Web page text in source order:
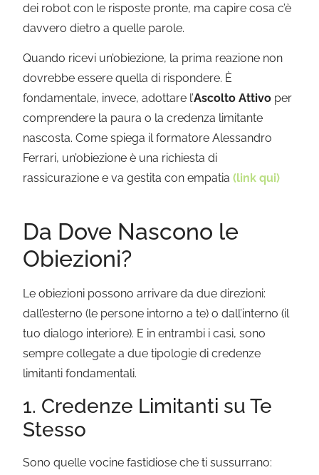
dei robot con le risposte pronte, ma capire cosa c’è
davvero dietro a quelle parole.
Quando ricevi un’obiezione, la prima reazione non
dovrebbe essere quella di rispondere. È
fondamentale, invece, adottare l’Ascolto Attivo per
comprendere la paura o la credenza limitante
nascosta. Come spiega il formatore Alessandro
Ferrari, un’obiezione è una richiesta di
rassicurazione e va gestita con empatia(link qui)
Da Dove Nascono le
Obiezioni?
Le obiezioni possono arrivare da due direzioni:
dall’esterno (le persone intorno a te) o dall’interno (il
tuo dialogo interiore). E in entrambi i casi, sono
sempre collegate a due tipologie di credenze
limitanti fondamentali.
1. Credenze Limitanti su Te
Stesso
Sono quelle vocine fastidiose che ti sussurrano: